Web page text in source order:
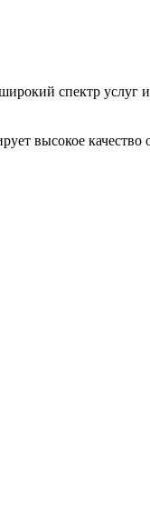
спектр
высокое качество